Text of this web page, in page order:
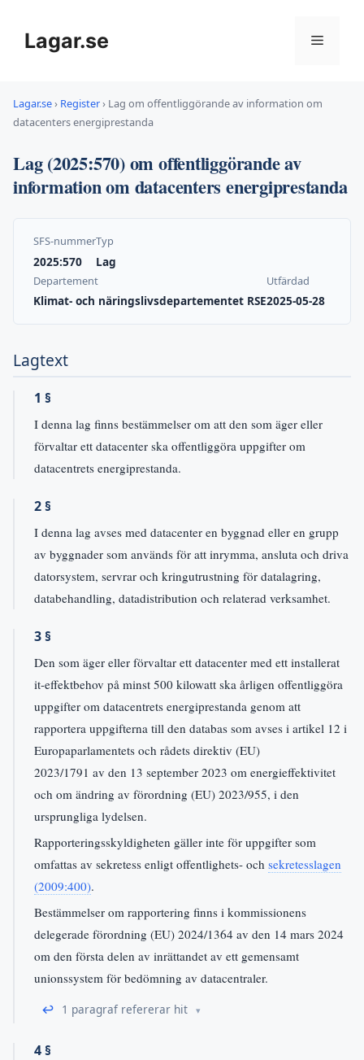
innehållLagar.se Meny
Lagar.se› Register› Lag om offentliggörande av information om
datacenters energiprestanda
Lag (2025:570) om offentliggörande av
information om datacenters energiprestanda
SFS-nummer
2025:570
Typ
Lag
Departement
Klimat- och näringslivsdepartementet RSE
Utfärdad
2025-05-28
Lagtext
1 §
I denna lag finns bestämmelser om att den som äger eller
förvaltar ett datacenter ska offentliggöra uppgifter om
datacentrets energiprestanda.
2 §
I denna lag avses med datacenter en byggnad eller en grupp
av byggnader som används för att inrymma, ansluta och driva
datorsystem, servrar och kringutrustning för datalagring,
databehandling, datadistribution och relaterad verksamhet.
3 §
Den som äger eller förvaltar ett datacenter med ett installerat
it-effektbehov på minst 500 kilowatt ska årligen offentliggöra
uppgifter om datacentrets energiprestanda genom att
rapportera uppgifterna till den databas som avses i artikel 12 i
Europaparlamentets och rådets direktiv (EU)
2023/1791 av den 13 september 2023 om energieffektivitet
och om ändring av förordning (EU) 2023/955, i den
ursprungliga lydelsen.
Rapporteringsskyldigheten gäller inte för uppgifter som
omfattas av sekretess enligt offentlighets- och sekretesslagen
(2009:400).
Bestämmelser om rapportering finns i kommissionens
delegerade förordning (EU) 2024/1364 av den 14 mars 2024
om den första delen av inrättandet av ett gemensamt
unionssystem för bedömning av datacentraler.
↩ 1 paragraf refererar hit
4 §